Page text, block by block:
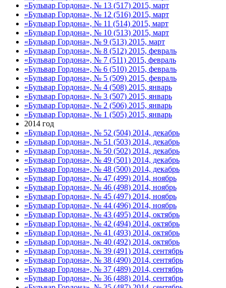
«Бульвар Гордона», № 13 (517) 2015, март
«Бульвар Гордона», № 12 (516) 2015, март
«Бульвар Гордона», № 11 (514) 2015, март
«Бульвар Гордона», № 10 (513) 2015, март
«Бульвар Гордона», № 9 (513) 2015, март
«Бульвар Гордона», № 8 (512) 2015, февраль
«Бульвар Гордона», № 7 (511) 2015, февраль
«Бульвар Гордона», № 6 (510) 2015, февраль
«Бульвар Гордона», № 5 (509) 2015, февраль
«Бульвар Гордона», № 4 (508) 2015, январь
«Бульвар Гордона», № 3 (507) 2015, январь
«Бульвар Гордона», № 2 (506) 2015, январь
«Бульвар Гордона», № 1 (505) 2015, январь
2014 год
«Бульвар Гордона», № 52 (504) 2014, декабрь
«Бульвар Гордона», № 51 (503) 2014, декабрь
«Бульвар Гордона», № 50 (502) 2014, декабрь
«Бульвар Гордона», № 49 (501) 2014, декабрь
«Бульвар Гордона», № 48 (500) 2014, декабрь
«Бульвар Гордона», № 47 (499) 2014, ноябрь
«Бульвар Гордона», № 46 (498) 2014, ноябрь
«Бульвар Гордона», № 45 (497) 2014, ноябрь
«Бульвар Гордона», № 44 (496) 2014, ноябрь
«Бульвар Гордона», № 43 (495) 2014, октябрь
«Бульвар Гордона», № 42 (494) 2014, октябрь
«Бульвар Гордона», № 41 (493) 2014, октябрь
«Бульвар Гордона», № 40 (492) 2014, октябрь
«Бульвар Гордона», № 39 (491) 2014, сентябрь
«Бульвар Гордона», № 38 (490) 2014, сентябрь
«Бульвар Гордона», № 37 (489) 2014, сентябрь
«Бульвар Гордона», № 36 (488) 2014, сентябрь